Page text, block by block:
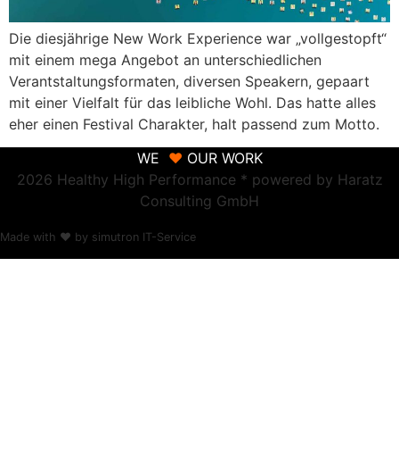
Die diesjährige New Work Experience war „vollgestopft“
mit einem mega Angebot an unterschiedlichen
Verantstaltungsformaten, diversen Speakern, gepaart
mit einer Vielfalt für das leibliche Wohl. Das hatte alles
eher einen Festival Charakter, halt passend zum Motto.
WE ♥ OUR WORK
2026 Healthy High Performance * powered by Haratz
Consulting GmbH
Made with ❤ by simutron IT-Service